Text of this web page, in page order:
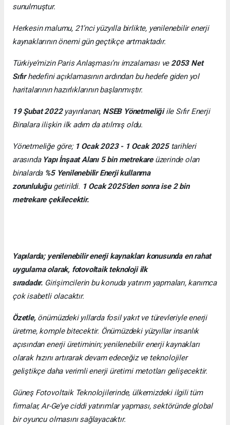
sunulmuştur.
Herkesin malumu, 21’nci yüzyılla birlikte, yenilenebilir enerji
kaynaklarının önemi gün geçtikçe artmaktadır.
Türkiye’mizin Paris Anlaşması’nı imzalaması ve2053 Net
Sıfırhedefini açıklamasının ardından bu hedefe giden yol
haritalarının hazırlıklarının başlanmıştır.
19 Şubat 2022 yayınlanan, NSEB Yönetmeliğiile Sıfır Enerji
Binalara ilişkin ilk adım da atılmış oldu.
Yönetmeliğe göre; 1 Ocak 2023 - 1 Ocak 2025 tarihleri
arasında Yapı İnşaat Alanı 5 bin metrekare üzerinde olan
binalarda%5 Yenilenebilir Enerji kullanma
zorunluluğugetirildi. 1 Ocak 2025’den sonra ise 2 bin
metrekare çekilecektir.
Yapılarda; yenilenebilir enerji kaynakları konusunda en rahat
uygulama olarak, fotovoltaik teknoloji ilk
sıradadır. Girişimcilerin bu konuda yatırım yapmaları, kanımca
çok isabetli olacaktır.
Özetle,önümüzdeki yıllarda fosil yakıt ve türevleriyle enerji
üretme, komple bitecektir. Önümüzdeki yüzyıllar insanlık
açısından enerji üretiminin; yenilenebilir enerji kaynakları
olarak hızını artırarak devam edeceğiz ve teknolojiler
geliştikçe daha verimli enerji üretimi metotları gelişecektir.
Güneş Fotovoltaik Teknolojilerinde, ülkemizdeki ilgili tüm
firmalar, Ar-Ge’ye ciddi yatırımlar yapması, sektöründe global
bir oyuncu olmasını sağlayacaktır.